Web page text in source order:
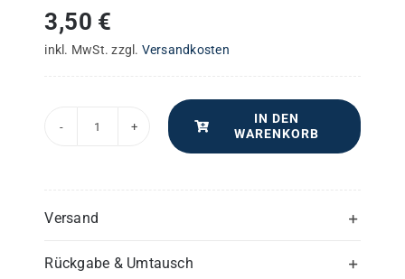
3,50 €
inkl. MwSt. zzgl. Versandkosten
Pastoralmesse
und
sammt
IN DEN
WARENKORB
Versand
Rückgabe & Umtausch